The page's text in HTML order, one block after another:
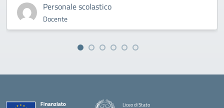
Personale scolastico
Docente
Liceo di Stato